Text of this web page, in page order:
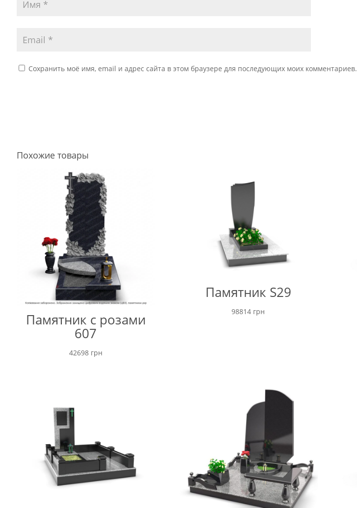
Сохранить моё имя, email и адрес сайта в этом браузере для последующих моих комментариев.
Похожие товары
Памятник с розами
607
42698 грн
Памятник S29
98814 грн